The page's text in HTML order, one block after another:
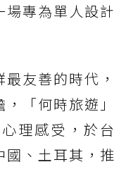
場專為單人設計
友善的時代，
「何時旅遊」
理感受，於台
國、土耳其，推